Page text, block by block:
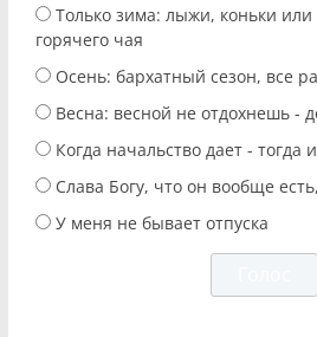
Только зима: лыжи, коньки
горячего чая
Осень: бархатный сезон, все
Весна: весной не отдохнешь -
Когда начальство дает - тогда
Слава Богу, что он вообще
У меня не бывает отпуска